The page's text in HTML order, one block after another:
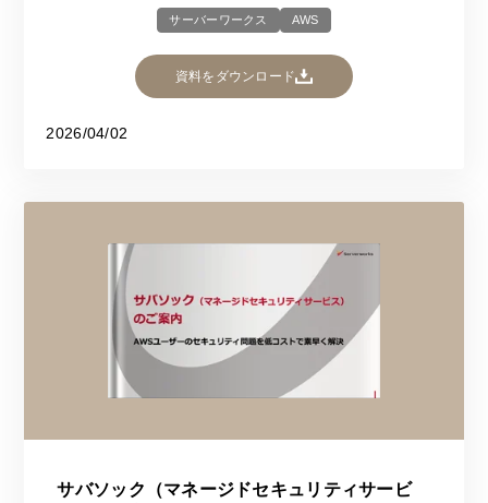
サーバーワークス AWS
資料をダウンロード
2026/04/02
サバソック（マネージドセキュリティサービ